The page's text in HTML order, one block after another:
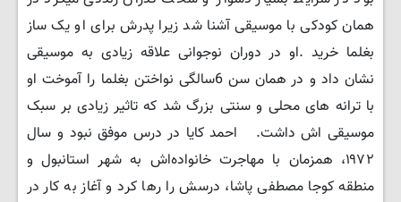
همان کودکی با موسیقی آشنا شد زیرا پدرش برای او یک ساز
بغلما خرید .او در دوران نوجوانی علاقه زیادی به موسیقی
نشان داد و در همان سن 6سالگی نواختن بغلما را آموخت او
با ترانه های محلی و سنتی بزرگ شد که تاثیر زیادی بر سبک
موسیقی اش داشت. احمد کایا در درس موفق نبود و سال
۱۹۷۲، همزمان با مهاجرت خانواده‌اش به شهر استانبول و
منطقه کوجا مصطفی پاشا، درسش را رها کرد و آغاز به کار در